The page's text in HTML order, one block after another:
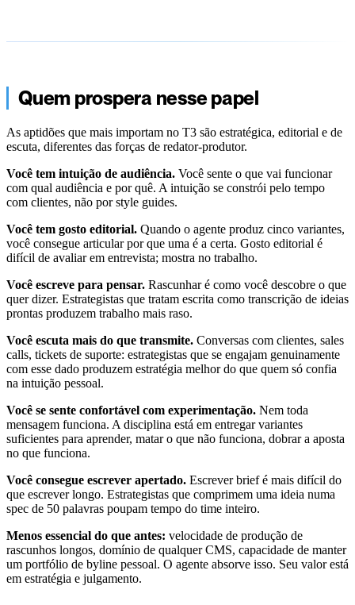
Quem prospera nesse papel
As aptidões que mais importam no T3 são estratégica, editorial e de
escuta, diferentes das forças de redator-produtor.
Você tem intuição de audiência. Você sente o que vai funcionar
com qual audiência e por quê. A intuição se constrói pelo tempo
com clientes, não por style guides.
Você tem gosto editorial. Quando o agente produz cinco variantes,
você consegue articular por que uma é a certa. Gosto editorial é
difícil de avaliar em entrevista; mostra no trabalho.
Você escreve para pensar. Rascunhar é como você descobre o que
quer dizer. Estrategistas que tratam escrita como transcrição de ideias
prontas produzem trabalho mais raso.
Você escuta mais do que transmite. Conversas com clientes, sales
calls, tickets de suporte: estrategistas que se engajam genuinamente
com esse dado produzem estratégia melhor do que quem só confia
na intuição pessoal.
Você se sente confortável com experimentação. Nem toda
mensagem funciona. A disciplina está em entregar variantes
suficientes para aprender, matar o que não funciona, dobrar a aposta
no que funciona.
Você consegue escrever apertado. Escrever brief é mais difícil do
que escrever longo. Estrategistas que comprimem uma ideia numa
spec de 50 palavras poupam tempo do time inteiro.
Menos essencial do que antes: velocidade de produção de
rascunhos longos, domínio de qualquer CMS, capacidade de manter
um portfólio de byline pessoal. O agente absorve isso. Seu valor está
em estratégia e julgamento.